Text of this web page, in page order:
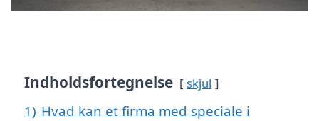
Indholdsfortegnelse skjul
1) Hvad kan et firma med speciale i